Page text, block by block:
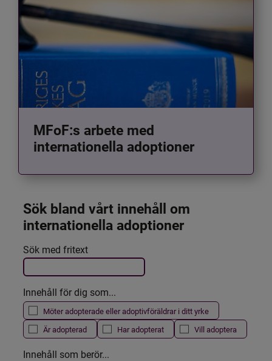
MFoF:s arbete med
internationella adoptioner
Sök bland vårt innehåll om
internationella adoptioner
Filtrera resultatet
Det här formuläret postas automatiskt
Sök med fritext
Innehåll för dig som...
Möter adopterade eller adoptivföräldrar i ditt yrke
Är adopterad
Har adopterat Vill adoptera
Innehåll som berör...